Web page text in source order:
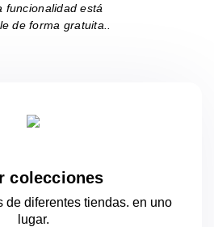
funcionalidad está
de forma gratuita..
colecciones
de diferentes tiendas. en uno
lugar.